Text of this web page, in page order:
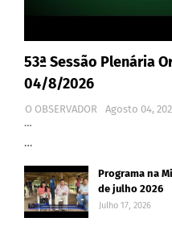
53ª Sessão Plenária
04/8/2026
O OBSERVADOR
Agosto 04,
…
…
Programa na
de julho 2026
Julho 17, 2026